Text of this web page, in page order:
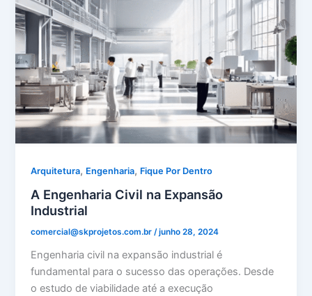
Arquitetura, Engenharia, Fique Por Dentro
A Engenharia Civil na Expansão
Industrial
comercial@skprojetos.com.br/junho 28, 2024
Engenharia civil na expansão industrial é
fundamental para o sucesso das operações. Desde
o estudo de viabilidade até a execução